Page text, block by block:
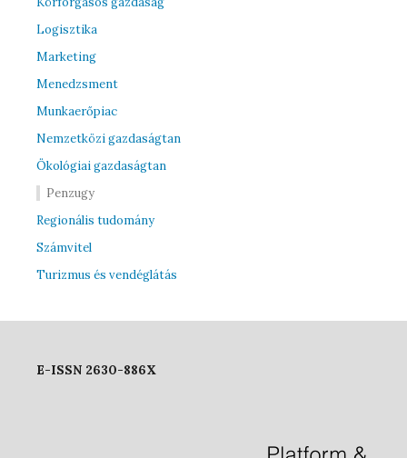
Logisztika
Marketing
Menedzsment
Munkaerőpiac
Nemzetközi gazdaságtan
Ökológiai gazdaságtan
Penzugy
Regionális tudomány
Számvitel
Turizmus és vendéglátás
E-ISSN 2630-886X